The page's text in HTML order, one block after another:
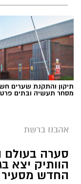
תיקון והתקנת שערים
מסחר תעשיה ובתים
אהבנו ברשת
סערה בעולם
הוותיק יצא
החדש